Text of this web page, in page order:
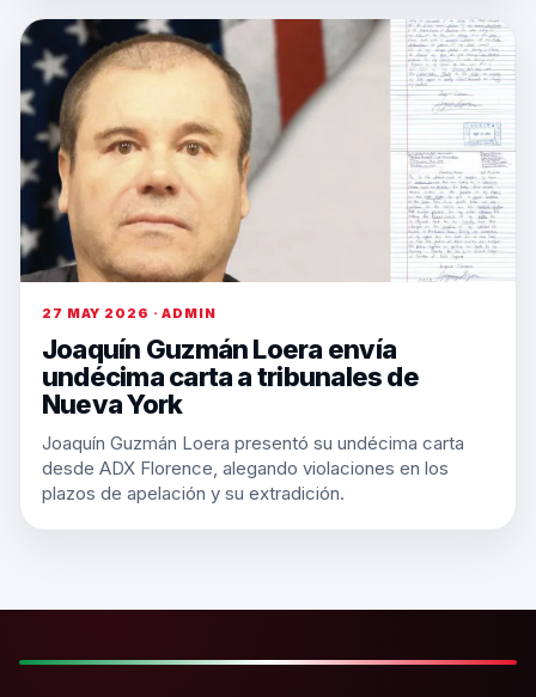
27 MAY 2026 · ADMIN
Joaquín Guzmán Loera envía
undécima carta a tribunales de
Nueva York
Joaquín Guzmán Loera presentó su undécima carta
desde ADX Florence, alegando violaciones en los
plazos de apelación y su extradición.